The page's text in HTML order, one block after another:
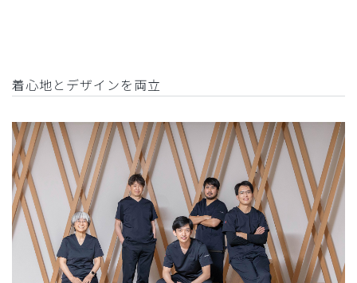
着心地とデザインを両立